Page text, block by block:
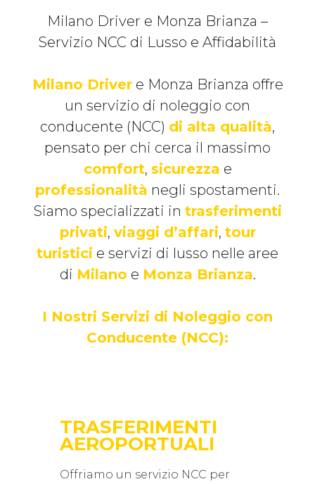
Milano Driver e Monza Brianza –
Servizio NCC di Lusso e Affidabilità
Milano Drivere Monza Brianza offre
un servizio di noleggio con
conducente (NCC) di alta qualità,
pensato per chi cerca il massimo
comfort, sicurezza e
professionalità negli spostamenti.
Siamo specializzati in trasferimenti
privati, viaggi d’affari, tour
turistici e servizi di lusso nelle aree
di Milano e Monza Brianza.
I Nostri Servizi di Noleggio con
Conducente (NCC):
TRASFERIMENTI
AEROPORTUALI
Offriamo un servizio NCC per